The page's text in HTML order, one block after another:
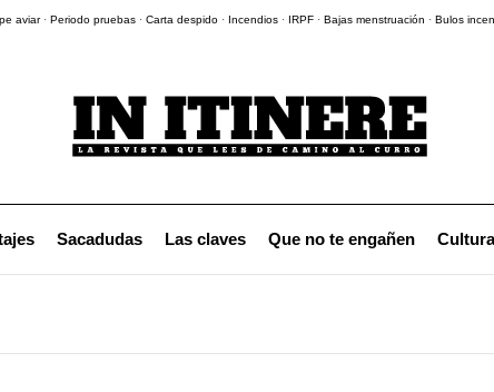
aviar· Periodo pruebas· Carta despido· Incendios· IRPF· Bajas menstruación · Bulos
Sacadudas Las claves Que no te engañen Cultura